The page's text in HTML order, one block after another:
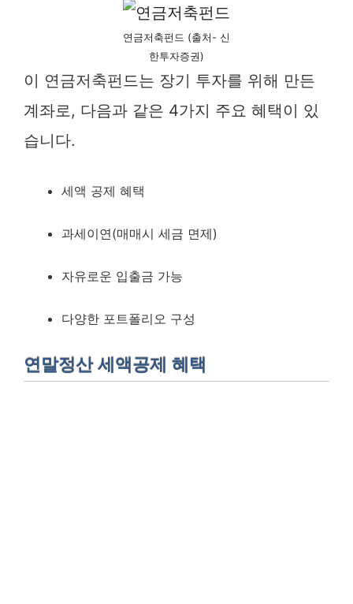
연금저축펀드 (출처- 신
한투자증권)
이 연금저축펀드는 장기 투자를 위해 만든
계좌로, 다음과 같은 4가지 주요 혜택이 있
습니다.
세액 공제 혜택
과세이연(매매시 세금 면제)
자유로운 입출금 가능
다양한 포트폴리오 구성
연말정산 세액공제 혜택